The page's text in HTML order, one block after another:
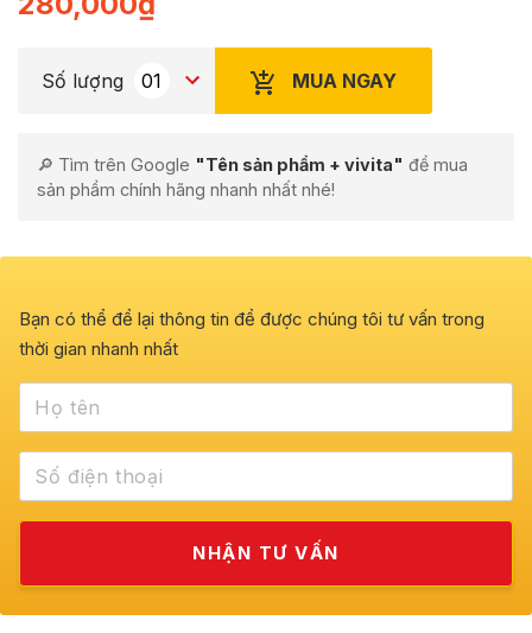
Số lượng MUA NGAY
🔎 Tìm trên Google "Tên sản phẩm + vivita" để mua
sản phẩm chính hãng nhanh nhất nhé!
Bạn có thể để lại thông tin để được chúng tôi tư vấn trong
thời gian nhanh nhất